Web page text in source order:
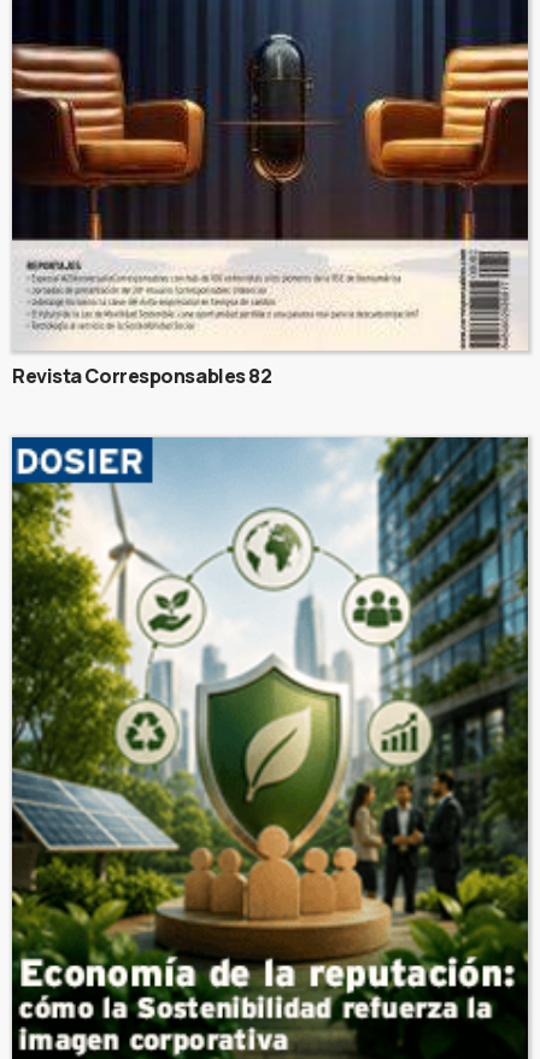
Revista Corresponsables 82